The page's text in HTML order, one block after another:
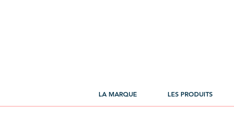
LA MARQUE LES PRODUITS